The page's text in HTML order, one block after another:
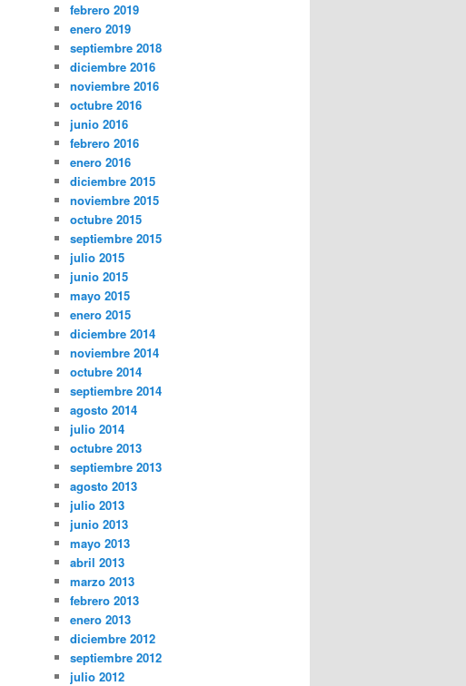
febrero 2019
enero 2019
septiembre 2018
diciembre 2016
noviembre 2016
octubre 2016
junio 2016
febrero 2016
enero 2016
diciembre 2015
noviembre 2015
octubre 2015
septiembre 2015
julio 2015
junio 2015
mayo 2015
enero 2015
diciembre 2014
noviembre 2014
octubre 2014
septiembre 2014
agosto 2014
julio 2014
octubre 2013
septiembre 2013
agosto 2013
julio 2013
junio 2013
mayo 2013
abril 2013
marzo 2013
febrero 2013
enero 2013
diciembre 2012
septiembre 2012
julio 2012